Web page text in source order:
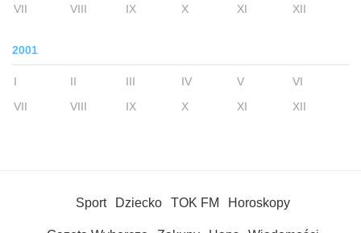
VII
VIII IX X XI XII
2001
I II III IV V
VI
VII
VIII IX X XI XII
Sport Dziecko TOK FM Horoskopy